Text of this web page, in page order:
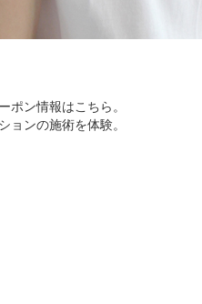
ポン情報はこちら。
ョンの施術を体験。